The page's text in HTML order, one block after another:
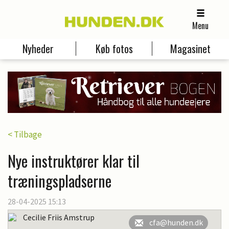
Menu
Nyheder Køb fotos Magasinet
< Tilbage
Nye instruktører klar til
træningspladserne
28-04-2025 15:13
Cecilie Friis Amstrup
cfa@hunden.dk